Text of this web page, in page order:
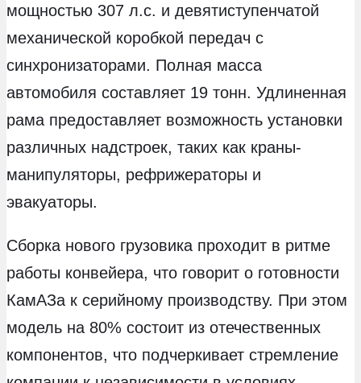
мощностью 307 л.с. и девятиступенчатой
механической коробкой передач с
синхронизаторами. Полная масса
автомобиля составляет 19 тонн. Удлиненная
рама предоставляет возможность установки
различных надстроек, таких как краны-
манипуляторы, рефрижераторы и
эвакуаторы.
Сборка нового грузовика проходит в ритме
работы конвейера, что говорит о готовности
КамАЗа к серийному производству. При этом
модель на 80% состоит из отечественных
компонентов, что подчеркивает стремление